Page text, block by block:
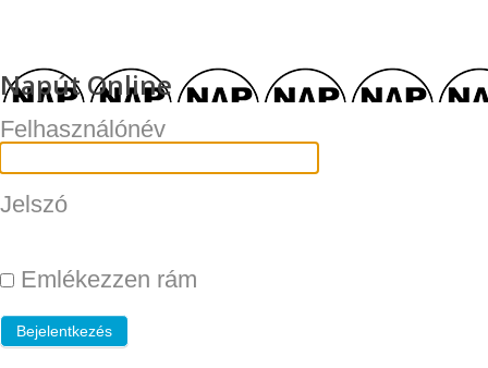
Napút Online
Felhasználónév
Jelszó
Emlékezzen rám